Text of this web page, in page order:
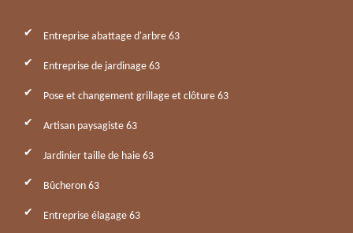
Entreprise abattage d'arbre 63
Entreprise de jardinage 63
Pose et changement grillage et clôture 63
Artisan paysagiste 63
Jardinier taille de haie 63
Bûcheron 63
Entreprise élagage 63